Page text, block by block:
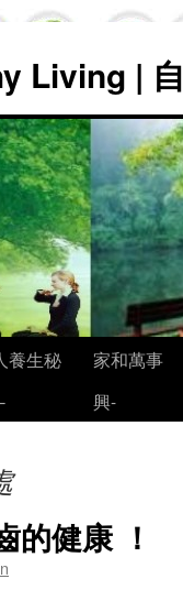
Living |
養生秘
家和萬事
興-
的健康 ！